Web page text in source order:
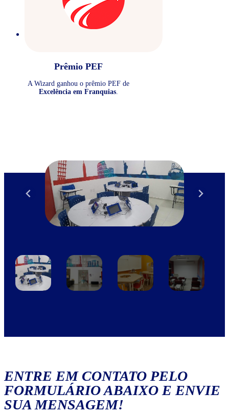
Prêmio PEF
A Wizard ganhou o prêmio PEF de
Excelência em Franquias.
ENTRE EM CONTATO PELO
FORMULÁRIO ABAIXO E ENVIE
SUA MENSAGEM!